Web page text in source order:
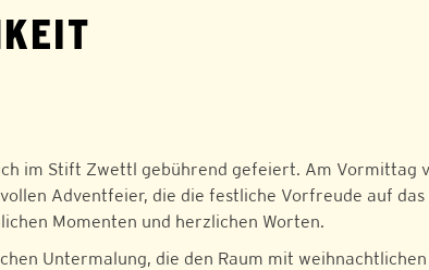
im Stift Zwettl gebührend gefeiert. Am Vormittag
Adventfeier, die die festliche Vorfreude auf
Momenten und herzlichen Worten.
Untermalung, die den Raum mit